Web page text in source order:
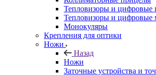
Тепловизоры и цифровые
Тепловизоры и цифровые
Монокуляры
Крепления для оптики
Ножи
Назад
Ножи
Заточные устройства и